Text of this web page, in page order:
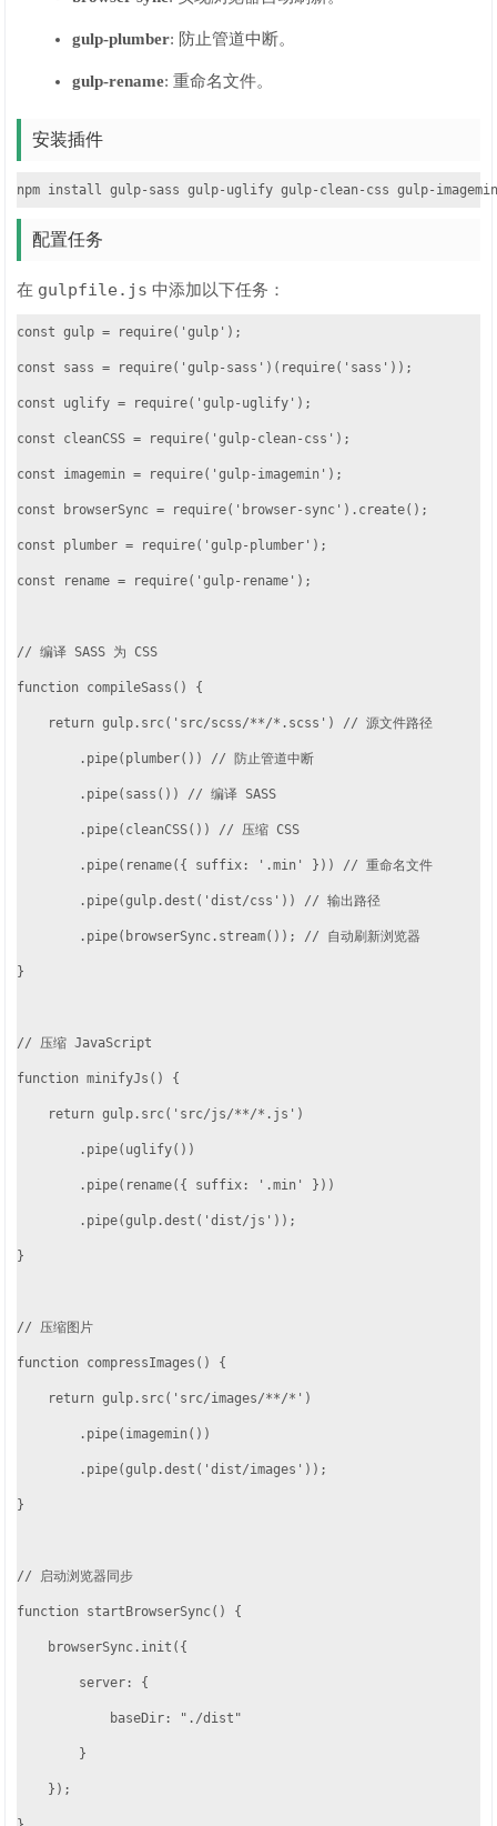
gulp-plumber: 防止管道中断。
gulp-rename: 重命名文件。
安装插件
npm install gulp-sass gulp-uglify gulp-clean-css gulp-
配置任务
在 gulpfile.js 中添加以下任务：
const gulp = require('gulp');
const sass = require('gulp-sass')(require('sass'));
const uglify = require('gulp-uglify');
const cleanCSS = require('gulp-clean-css');
const imagemin = require('gulp-imagemin');
const browserSync = require('browser-sync').create();
const plumber = require('gulp-plumber');
const rename = require('gulp-rename');
// 编译 SASS 为 CSS
function compileSass() {
    return gulp.src('src/scss/**/*.scss') // 源文件路径
        .pipe(plumber()) // 防止管道中断
        .pipe(sass()) // 编译 SASS
        .pipe(cleanCSS()) // 压缩 CSS
        .pipe(rename({ suffix: '.min' })) // 重命名文件
        .pipe(gulp.dest('dist/css')) // 输出路径
        .pipe(browserSync.stream()); // 自动刷新浏览器
}
// 压缩 JavaScript
function minifyJs() {
    return gulp.src('src/js/**/*.js')
        .pipe(uglify())
        .pipe(rename({ suffix: '.min' }))
        .pipe(gulp.dest('dist/js'));
}
// 压缩图片
function compressImages() {
    return gulp.src('src/images/**/*')
        .pipe(imagemin())
        .pipe(gulp.dest('dist/images'));
}
// 启动浏览器同步
function startBrowserSync() {
    browserSync.init({
        server: {
            baseDir: "./dist"
        }
    });